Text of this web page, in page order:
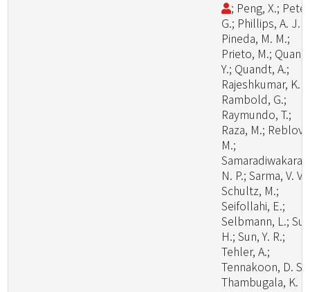
; Peng, X.;
G.; Phillips, A. J.
Pineda, M. M.;
Prieto, M.; Quan,
Y.; Quandt, A.;
Rajeshkumar, K.
Rambold, G.;
Raymundo, T.;
Raza, M.;
M.;
Samaradiwakara,
N. P.; Sarma, V. V.;
Schultz, M.;
Seifollahi, E.;
Selbmann, L.; Su,
H.; Sun, Y. R.;
Tehler, A.;
Tennakoon, D. S.;
Thambugala, K.